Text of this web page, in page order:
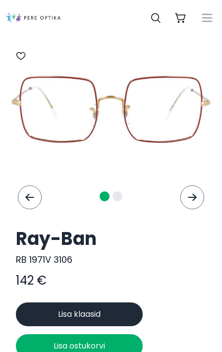
Ray-Ban
Toote informatsioon
RB 1971V 3106
Toote hind
142 €
Lisa klaasid
Lisa ostukorvi